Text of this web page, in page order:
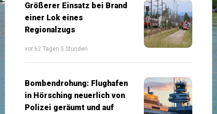
Größerer Einsatz bei Brand
einer Lok eines
Regionalzugs
vor 62 Tagen 5 Stunden
Bombendrohung: Flughafen
in Hörsching neuerlich von
Polizei geräumt und auf